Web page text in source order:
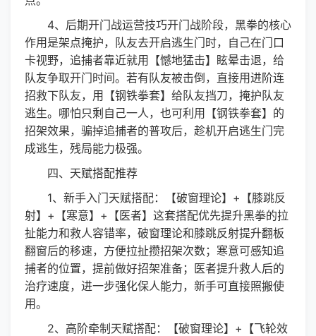
4、后期开门战运营技巧开门战阶段，黑拳的核心
作用是架点掩护，队友去开启逃生门时，自己在门口
卡视野，追捕者靠近就用【憾地猛击】眩晕击退，给
队友争取开门时间。若有队友被击倒，直接用进阶连
招救下队友，用【钢铁拳套】给队友挡刀，掩护队友
逃生。哪怕只剩自己一人，也可利用【钢铁拳套】的
招架效果，骗掉追捕者的普攻后，趁机开启逃生门完
成逃生，残局能力极强。
四、天赋搭配推荐
1、新手入门天赋搭配：【破窗理论】+【膝跳反
射】+【寒意】+【医者】这套搭配优先提升黑拳的拉
扯能力和救人容错率，破窗理论和膝跳反射提升翻板
翻窗后的移速，方便拉扯攒招架次数；寒意可感知追
捕者的位置，提前做好招架准备；医者提升救人后的
治疗速度，进一步强化保人能力，新手可直接照搬使
用。
2、高阶牵制天赋搭配：【破窗理论】+【飞轮效